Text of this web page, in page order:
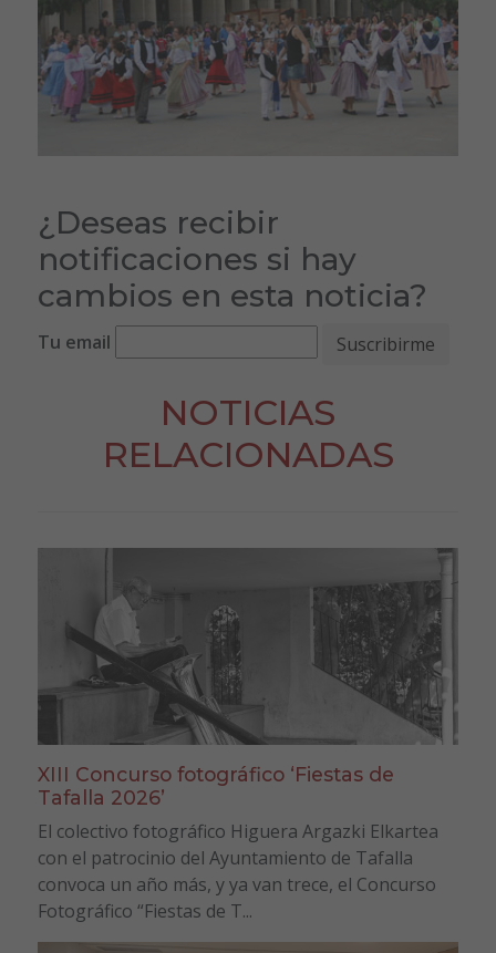
¿Deseas recibir
notificaciones si hay
cambios en esta noticia?
Tu email
NOTICIAS
RELACIONADAS
XIII Concurso fotográfico ‘Fiestas de
Tafalla 2026’
El colectivo fotográfico Higuera Argazki Elkartea
con el patrocinio del Ayuntamiento de Tafalla
convoca un año más, y ya van trece, el Concurso
Fotográfico “Fiestas de T...